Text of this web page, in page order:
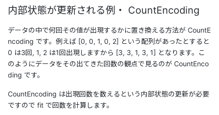
内部状態が更新される例・ CountEncoding
データの中で何回その値が出現するかに置き換える方法が CountE
ncoding です。例えば [0, 0, 1, 0, 2] という配列があったとすると
0 は3回, 1, 2 は1回出現しますから [3, 3, 1, 3, 1] となります。こ
のようにデータをその出てきた回数の観点で見るのが CountEnco
ding です。
CountEncoding は出現回数を数えるという内部状態の更新が必要
ですので fit で回数を計算します。